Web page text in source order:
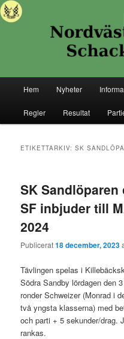
Hoppa
till
Hoppa
till
Nordvästra
Senaste nytt ifrån Nordvästra
Hem Nyheter
Regler Resultat
ETIKETTARKIV:SK
SK Sandlöparen
SF inbjuder till
2024
Publicerat18 december, 2023
Tävlingen spelas i
Södra Sandby lördagen den
ronder Schweizer (Monrad i
två yngsta klasserna) med
och parti + 5 sekunder/drag.
rankas.